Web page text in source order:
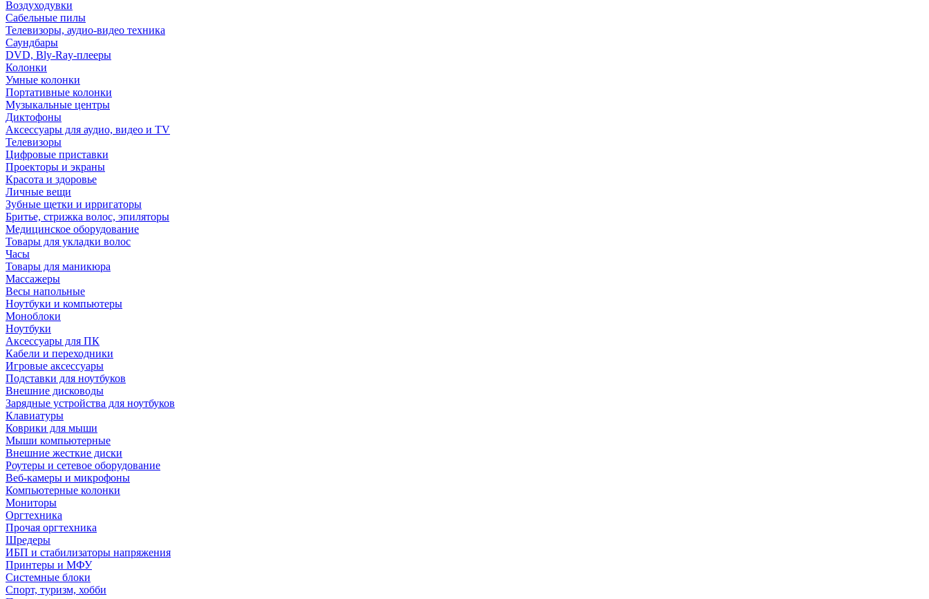
Воздуходувки
Сабельные пилы
Телевизоры, аудио-видео техника
Саундбары
DVD, Bly-Ray-плееры
Колонки
Умные колонки
Портативные колонки
Музыкальные центры
Диктофоны
Аксессуары для аудио, видео и TV
Телевизоры
Цифровые приставки
Проекторы и экраны
Красота и здоровье
Личные вещи
Зубные щетки и ирригаторы
Бритье, стрижка волос, эпиляторы
Медицинское оборудование
Товары для укладки волос
Часы
Товары для маникюра
Массажеры
Весы напольные
Ноутбуки и компьютеры
Моноблоки
Ноутбуки
Аксессуары для ПК
Кабели и переходники
Игровые аксессуары
Подставки для ноутбуков
Внешние дисководы
Зарядные устройства для ноутбуков
Клавиатуры
Коврики для мыши
Мыши компьютерные
Внешние жесткие диски
Роутеры и сетевое оборудование
Веб-камеры и микрофоны
Компьютерные колонки
Мониторы
Оргтехника
Прочая оргтехника
Шредеры
ИБП и стабилизаторы напряжения
Принтеры и МФУ
Системные блоки
Спорт, туризм, хобби